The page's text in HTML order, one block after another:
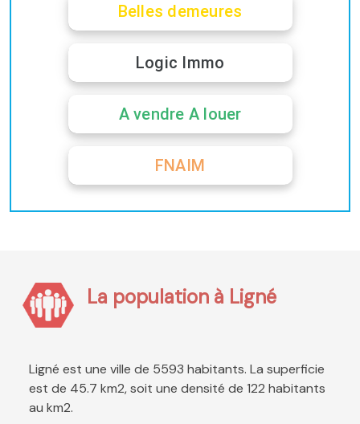
Belles demeures
Logic Immo
A vendre A louer
FNAIM
La population à Ligné
Ligné est une ville de 5593 habitants. La superficie
est de 45.7 km2, soit une densité de 122 habitants
au km2.